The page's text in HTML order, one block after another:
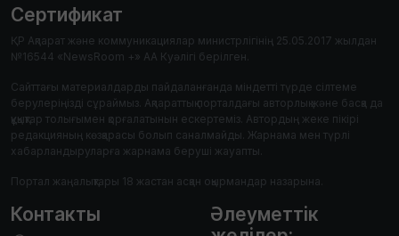
Сертификат
ҚР Ақпарат және коммуникациялар министрлігінің 25.05.2017 жылдан
№16544 «NewsRoom +» АА Куәлігі берілген.
Сайттағы материалдарды пайдаланғанда міндетті түрде сілтеме
берулеріңізді сұраймыз. Ақпараттық порталдағы авторлық және басқа да
құқықтар толығымен қорғалатынын ескертеміз. Автордың жеке пікірі
редакцияның көзқарасы болып саналмайды. Жарнама мен түрлі
хабарландыруларға жарнама беруші жауапты.
Портал жаңалықтары 18 жастан асқан оқырмандар назарына.
Контакты
Әлеуметтік